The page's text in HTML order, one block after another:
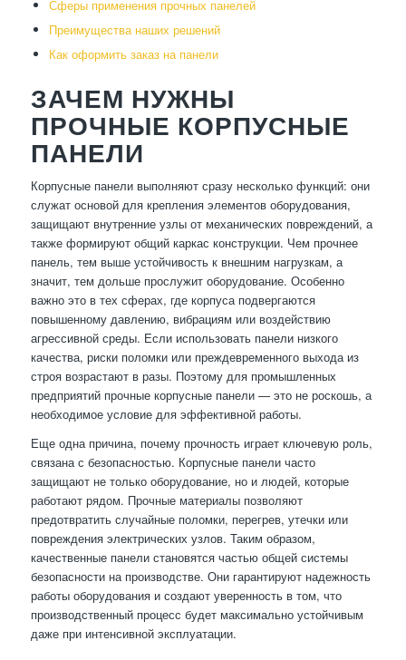
Сферы применения прочных панелей
Преимущества наших решений
Как оформить заказ на панели
ЗАЧЕМ НУЖНЫ
ПРОЧНЫЕ КОРПУСНЫЕ
ПАНЕЛИ
Корпусные панели выполняют сразу несколько функций: они
служат основой для крепления элементов оборудования,
защищают внутренние узлы от механических повреждений, а
также формируют общий каркас конструкции. Чем прочнее
панель, тем выше устойчивость к внешним нагрузкам, а
значит, тем дольше прослужит оборудование. Особенно
важно это в тех сферах, где корпуса подвергаются
повышенному давлению, вибрациям или воздействию
агрессивной среды. Если использовать панели низкого
качества, риски поломки или преждевременного выхода из
строя возрастают в разы. Поэтому для промышленных
предприятий прочные корпусные панели — это не роскошь, а
необходимое условие для эффективной работы.
Еще одна причина, почему прочность играет ключевую роль,
связана с безопасностью. Корпусные панели часто
защищают не только оборудование, но и людей, которые
работают рядом. Прочные материалы позволяют
предотвратить случайные поломки, перегрев, утечки или
повреждения электрических узлов. Таким образом,
качественные панели становятся частью общей системы
безопасности на производстве. Они гарантируют надежность
работы оборудования и создают уверенность в том, что
производственный процесс будет максимально устойчивым
даже при интенсивной эксплуатации.